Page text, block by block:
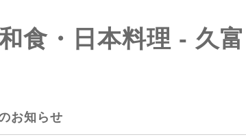
食・日本料理 - 久富
お知らせ